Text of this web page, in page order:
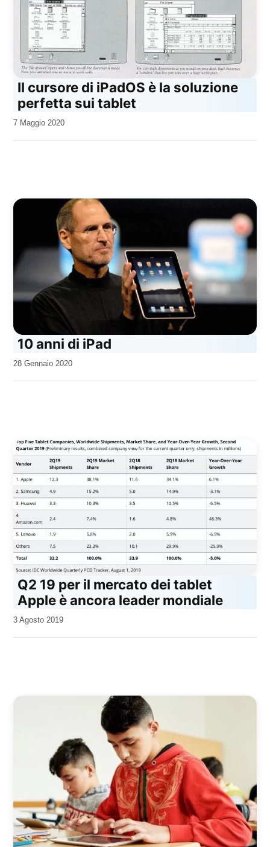
Il cursore di iPadOS è la soluzione
perfetta sui tablet
da
7 Maggio 2020
10 anni di iPad
da
28 Gennaio 2020
Q2 19 per il mercato dei tablet
Apple è ancora leader mondiale
da
3 Agosto 2019